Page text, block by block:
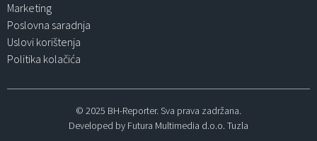
Marketing
Poslovna saradnja
Uslovi korištenja
Politika kolačića
© 2025 BH-Reporter. Sva prava zadržana.
Developed by Futura Multimedia d.o.o. Tuzla